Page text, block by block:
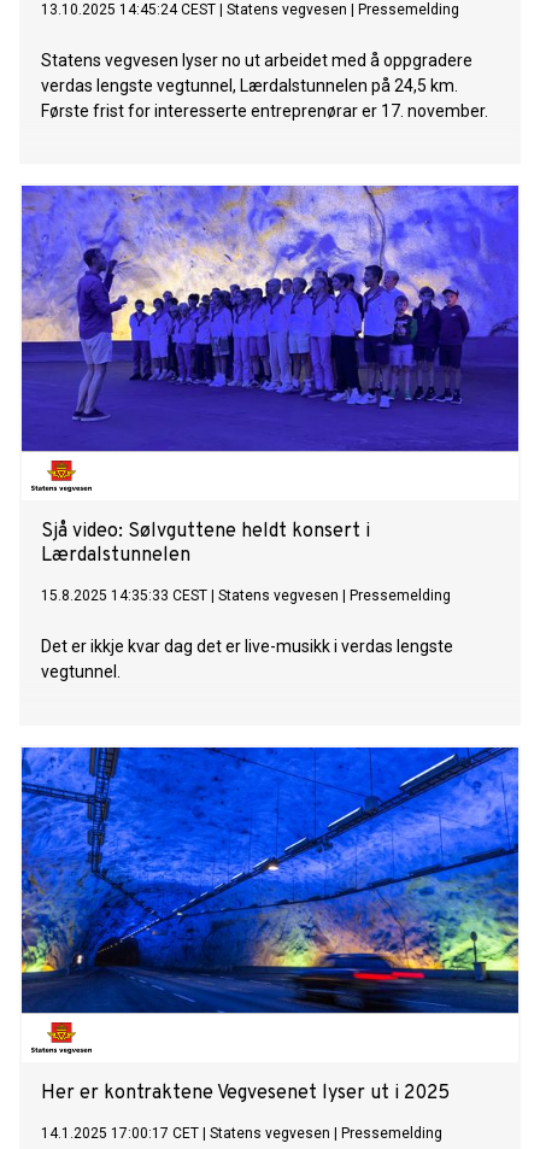
13.10.2025 14:45:24 CEST Statens vegvesen Pressemelding
Statens vegvesen lyser no ut arbeidet med å oppgradere
verdas lengste vegtunnel, Lærdalstunnelen på 24,5 km.
Første frist for interesserte entreprenørar er 17. november.
Sjå video: Sølvguttene heldt konsert i
Lærdalstunnelen
15.8.2025 14:35:33 CEST Statens vegvesen Pressemelding
Det er ikkje kvar dag det er live-musikk i verdas lengste
vegtunnel.
Her er kontraktene Vegvesenet lyser ut i 2025
14.1.2025 17:00:17 CET Statens vegvesen Pressemelding